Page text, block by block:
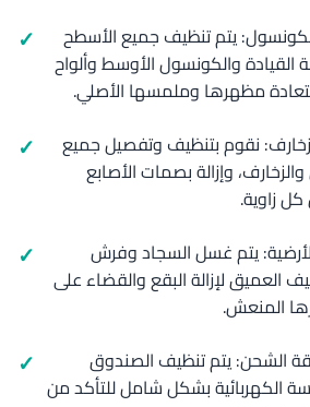
يتم تنظيف جميع الأسطح
القيادة والكونسول الأوسط وألواح
مظهرها وملمسها الأصلي.
نقوم بتنظيف وتفصيل جميع
وإزالة بصمات الأصابع
زاوية.
يتم غسل السجاد وفرش
العميق لإزالة البقع والقضاء على
المنعش.
الشحن: يتم تنظيف الصندوق
الكهربائية بشكل شامل للتأكد من